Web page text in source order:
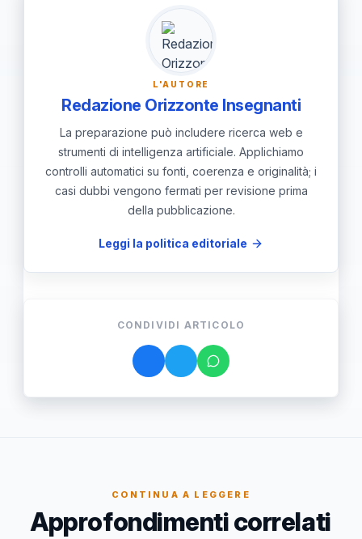
di carriera concreti, resta difficile
attrarre talenti. Un approccio efficace
combina tutela, formazione continua
e progresso salariale.
L'AUTORE
Redazione Orizzonte Insegnanti
La preparazione può includere ricerca web e
strumenti di intelligenza artificiale. Applichiamo
controlli automatici su fonti, coerenza e originalità; i
casi dubbi vengono fermati per revisione prima
della pubblicazione.
Leggi la politica editoriale
CONDIVIDI ARTICOLO
CONTINUA A LEGGERE
Approfondimenti correlati